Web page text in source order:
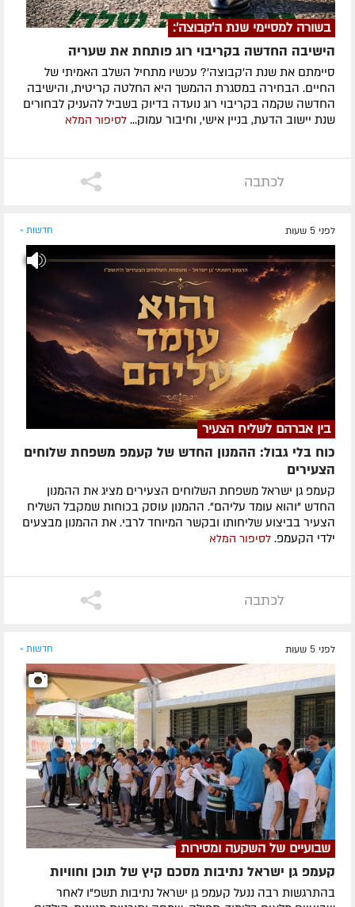
בשורה למסיימי שנת ה'קבוצה':
הישיבה החדשה בקריבוי רוג פותחת את שעריה
סיימתם את שנת ה'קבוצה'? עכשיו מתחיל השלב האמיתי של
החיים. הבחירה במסגרת ההמשך היא החלטה קריטית, והישיבה
החדשה שקמה בקריבוי רוג נועדה בדיוק בשביל להעניק לבחורים
שנת יישוב הדעת, בניין אישי, וחיבור עמוק... לסיפור המלא
לכתבה
לפני 5 שעות חדשות »
בין אברהם לשליח הצעיר
כוח בלי גבול: ההמנון החדש של קעמפ משפחת שלוחים
הצעירים
קעמפ גן ישראל משפחת השלוחים הצעירים מציג את ההמנון
החדש "והוא עומד עליהם". ההמנון עוסק בכוחות שמקבל השליח
הצעיר בביצוע שליחותו ובקשר המיוחד לרבי. את ההמנון מבצעים
ילדי הקעמפ. לסיפור המלא
לכתבה
לפני 5 שעות חדשות »
שבועיים של השקעה ומסירות
קעמפ גן ישראל נתיבות מסכם קיץ של תוכן וחוויות
בהתרגשות רבה ננעל קעמפ גן ישראל נתיבות תשפ"ו לאחר